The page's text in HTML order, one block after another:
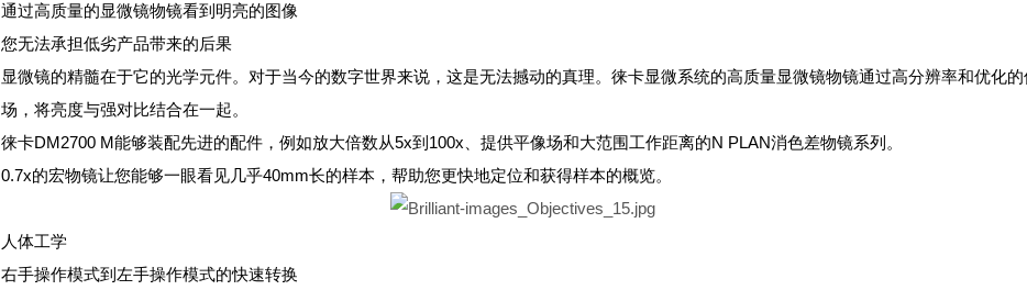
通过高质量的显微镜物镜看到明亮的图像
您无法承担低劣产品带来的后果
显微镜的精髓在于它的光学元件。对于当今的数字世界来说，这是无法撼动的真理。徕卡显微系统的高质量显微镜物镜通过高分辨率和优化的
场，将亮度与强对比结合在一起。
徕卡DM2700 M能够装配先进的配件，例如放大倍数从5x到100x、提供平像场和大范围工作距离的N PLAN消色差物镜系列。
0.7x的宏物镜让您能够一眼看见几乎40mm长的样本，帮助您更快地定位和获得样本的概览。
人体工学
右手操作模式到左手操作模式的快速转换